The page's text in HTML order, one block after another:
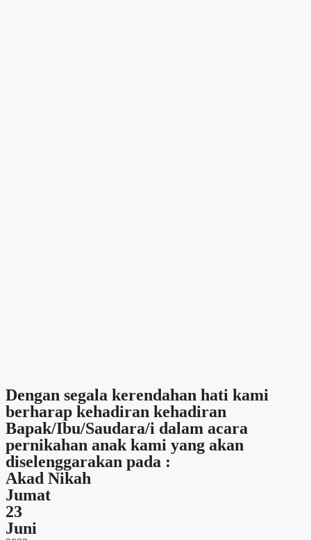
Dengan segala kerendahan hati kami
berharap kehadiran kehadiran
Bapak/Ibu/Saudara/i dalam acara
pernikahan anak kami yang akan
diselenggarakan pada :
Akad Nikah
Jumat
23
Juni